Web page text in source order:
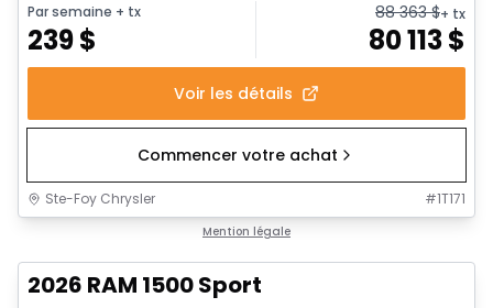
Par semaine + tx
239$
88 363$+ tx
80 113$
Voir les détails
Commencer votre achat
Ste-Foy Chrysler #1T171
Mention légale
2026 RAM 1500 Sport